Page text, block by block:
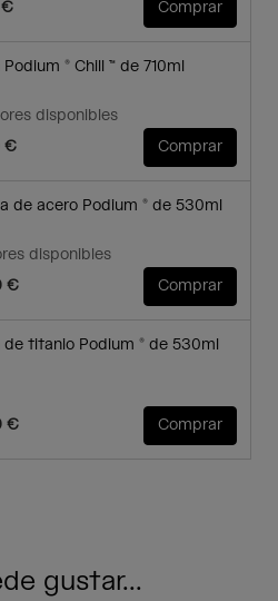
€
Comprar
® Chill ™ de 710ml
disponibles
€
Comprar
de acero Podium ® de 530ml
disponibles
€
Comprar
de titanio Podium ® de 530ml
€ Comprar
gustar...